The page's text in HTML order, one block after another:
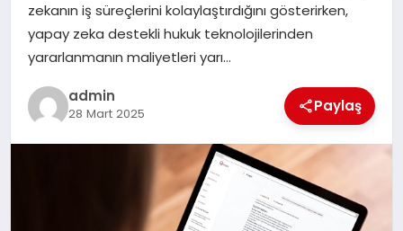
TEKNOLOJI
YAŞAM
zekanın iş süreçlerini kolaylaştırdığını gösterirken,
yapay zeka destekli hukuk teknolojilerinden
yararlanmanın maliyetleri yarı…
admin
28 Mart 2025 Paylaş